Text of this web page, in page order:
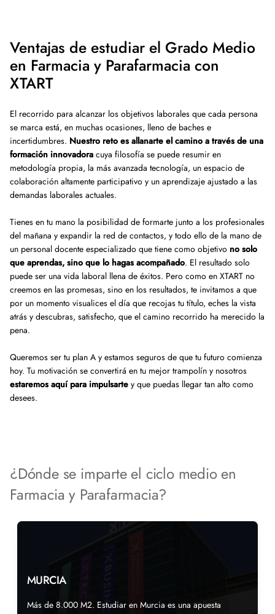
Ventajas de estudiar el Grado Medio
en Farmacia y Parafarmacia con
XTART
El recorrido para alcanzar los objetivos laborales que cada persona
se marca está, en muchas ocasiones, lleno de baches e
incertidumbres. Nuestro reto es allanarte el camino a través de una
formación innovadora cuya filosofía se puede resumir en
metodología propia, la más avanzada tecnología, un espacio de
colaboración altamente participativo y un aprendizaje ajustado a las
demandas laborales actuales.
Tienes en tu mano la posibilidad de formarte junto a los profesionales
del mañana y expandir la red de contactos, y todo ello de la mano de
un personal docente especializado que tiene como objetivo no solo
que aprendas, sino que lo hagas acompañado. El resultado solo
puede ser una vida laboral llena de éxitos. Pero como en XTART no
creemos en las promesas, sino en los resultados, te invitamos a que
por un momento visualices el día que recojas tu título, eches la vista
atrás y descubras, satisfecho, que el camino recorrido ha merecido la
pena.
Queremos ser tu plan A y estamos seguros de que tu futuro comienza
hoy. Tu motivación se convertirá en tu mejor trampolín y nosotros
estaremos aquí para impulsarte y que puedas llegar tan alto como
desees.
¿Dónde se imparte el ciclo medio en
Farmacia y Parafarmacia?
MURCIA
Más de 8.000 M2. Estudiar en Murcia es una apuesta